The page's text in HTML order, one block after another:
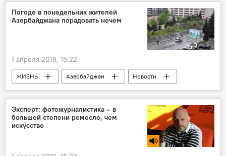
Погоде в понедельник жителей
Азербайджана порадовать нечем
1 апреля 2018, 15:22
ЖИЗНЬ Азербайджан
Новости
Прогноз погоды
Понедельник
Эксперт: фотожурналистика – в
большей степени ремесло, чем
искусство